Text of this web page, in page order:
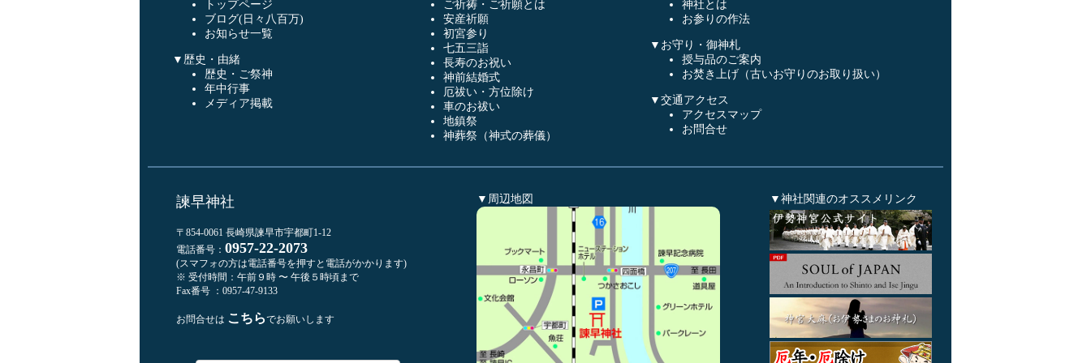
トップページ
ブログ(日々八百万)
お知らせ一覧
▼歴史・由緒
歴史・ご祭神
年中行事
メディア掲載
ご祈祷・ご祈願とは
安産祈願
初宮参り
七五三詣
長寿のお祝い
神前結婚式
厄祓い・方位除け
車のお祓い
地鎮祭
神葬祭（神式の葬儀）
神社とは
お参りの作法
▼お守り・御神札
授与品のご案内
お焚き上げ（古いお守りのお取り扱い）
▼交通アクセス
アクセスマップ
お問合せ
諫早神社
〒854-0061 長崎県諫早市宇都町1-12
電話番号： 0957-22-2073
(スマフォの方は電話番号を押すと電話がかかります)
※ 受付時間：午前９時 〜 午後５時頃まで
Fax番号 ：0957-47-9133
お問合せは こちらでお願いします
▼周辺地図 ▼神社関連のオススメリンク